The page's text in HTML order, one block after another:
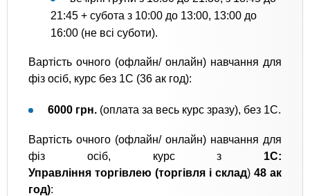
21:45 + субота з 10:00 до 13:00, 13:00 до
16:00 (не всі суботи).
Вартість очного (офлайн/ онлайн) навчання для
фіз осіб, курс без 1С (36 ак год):
6000 грн. (оплата за весь курс зразу), без 1С.
Вартість очного (офлайн/ онлайн) навчання для
фіз осіб, курс з 1С:
Управління торгівлею (торгівля і склад) 48 ак
год):